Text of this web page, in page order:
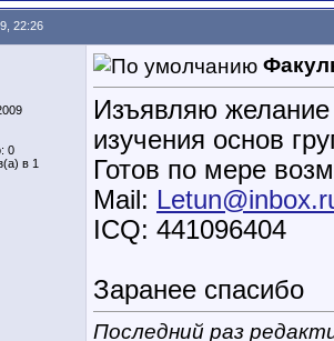
22:26
0
в 1
Изъявляю желание
изучения основ
Готов по мере
Mail:
ICQ: 441096404
Заранее спасибо
Последний раз